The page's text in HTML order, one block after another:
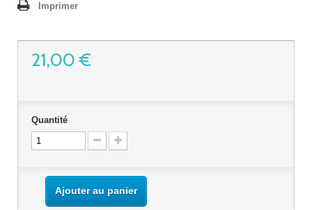
Imprimer
21,00 €
Quantité
Ajouter au panier